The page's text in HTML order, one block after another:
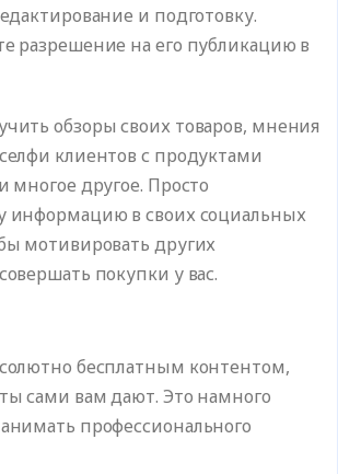
и подготовку.
разрешение на его публикацию в
обзоры своих товаров, мнения
клиентов с продуктами
многое другое. Просто
информацию в своих социальных
мотивировать других
покупки у вас.
бесплатным контентом,
сами вам дают. Это намного
профессионального